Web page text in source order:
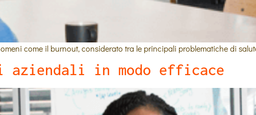
come il burnout, considerato tra le principali problematiche di
in modo efficace